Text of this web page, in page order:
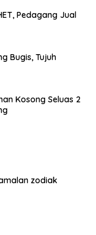
Pedagang Jual
Bugis, Tujuh
Kosong Seluas 2
zodiak